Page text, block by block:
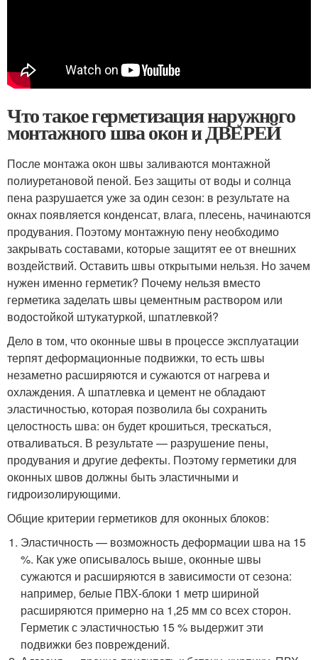
Что такое герметизация наружного
монтажного шва окон и ДВЕРЕЙ
После монтажа окон швы заливаются монтажной
полиуретановой пеной. Без защиты от воды и солнца
пена разрушается уже за один сезон: в результате на
окнах появляется конденсат, влага, плесень, начинаются
продувания. Поэтому монтажную пену необходимо
закрывать составами, которые защитят ее от внешних
воздействий. Оставить швы открытыми нельзя. Но зачем
нужен именно герметик? Почему нельзя вместо
герметика заделать швы цементным раствором или
водостойкой штукатуркой, шпатлевкой?
Дело в том, что оконные швы в процессе эксплуатации
терпят деформационные подвижки, то есть швы
незаметно расширяются и сужаются от нагрева и
охлаждения. А шпатлевка и цемент не обладают
эластичностью, которая позволила бы сохранить
целостность шва: он будет крошиться, трескаться,
отваливаться. В результате — разрушение пены,
продувания и другие дефекты. Поэтому герметики для
оконных швов должны быть эластичными и
гидроизолирующими.
Общие критерии герметиков для оконных блоков:
Эластичность — возможность деформации шва на 15
%. Как уже описывалось выше, оконные швы
сужаются и расширяются в зависимости от сезона:
например, белые ПВХ-блоки 1 метр шириной
расширяются примерно на 1,25 мм со всех сторон.
Герметик с эластичностью 15 % выдержит эти
подвижки без повреждений.